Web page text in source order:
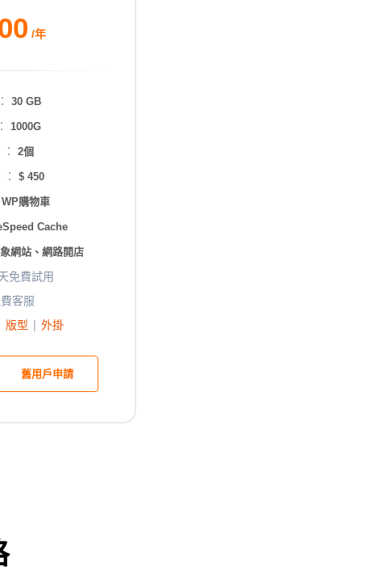
/年
30 GB
1000G
2個
$ 450
WP購物車
Cache
網站、網路開店
免費試用
客服
版型 | 外掛
舊用戶申請